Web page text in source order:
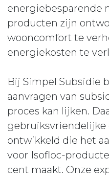
energiebesparende
producten zijn
wooncomfort te
energiekosten te
Bij Simpel Subsidie
aanvragen van
proces kan lijken.
gebruiksvriendelijke
ontwikkeld die het
voor Isofloc-
cent maakt. Onze